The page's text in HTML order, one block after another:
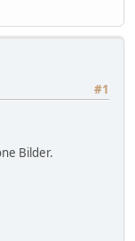
#1
Bilder.